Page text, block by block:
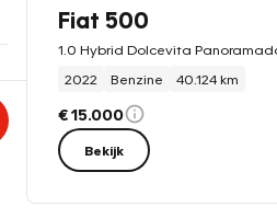
Fiat 500
1.0 Hybrid Dolcevita
2022
Benzine 40.124 km
€ 15.000
Bekijk